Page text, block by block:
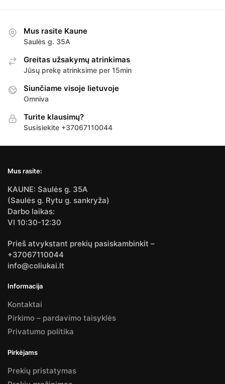
Mus rasite Kaune
Saulės g. 35A
Greitas užsakymų atrinkimas
Jūsų prekę atrinksime per 15min
Siunčiame visoje lietuvoje
Omniva
Turite klausimų?
Susisiekite +37067110044
Mus rasite:
KAUNE: Saulės g. 35A
(Saulės g. Rytu g. sankryža)
Darbo laikas:
VI 10:30-12:30
Prieš atvykstant prekių pasiskambinkit –
+37067110044
info@coliukai.lt
Informacija
Kontaktai
Pirkimo – pardavimo taisyklės
Privatumo politika
Pirkėjams
Prekių pristatymas